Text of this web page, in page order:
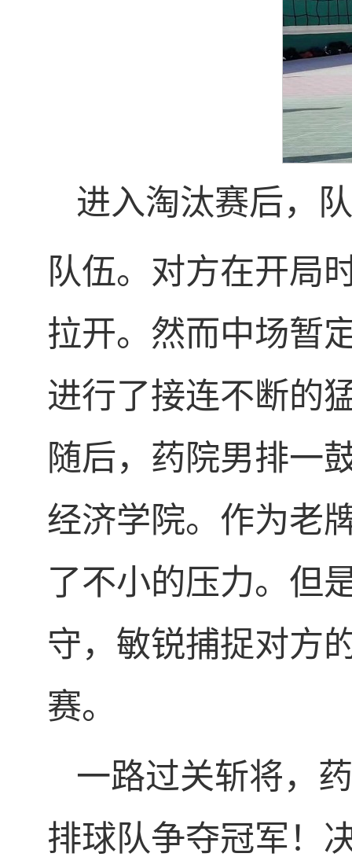
进入淘汰赛后，
队伍。对方在开局
拉开。然而中场暂
进行了接连不断的
随后，药院男排一
经济学院。作为老
了不小的压力。但
守，敏锐捕捉对方
赛。
一路过关斩将，
排球队争夺冠军！